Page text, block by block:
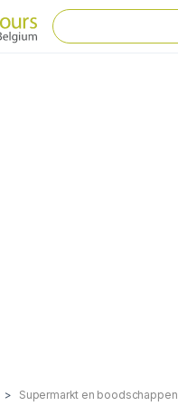
Supermarkt en boodschappen